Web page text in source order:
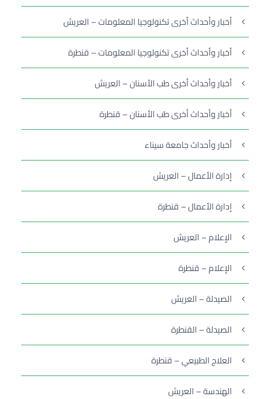
أخبار وأحداث أخرى تكنولوجيا المعلومات – العريش
أخبار وأحداث أخرى تكنولوجيا المعلومات – قنطرة
أخبار وأحداث أخرى طب الأسنان – العريش
أخبار وأحداث أخرى طب الأسنان – قنطرة
أخبار وأحداث جامعة سيناء
إدارة الأعمال – العريش
إدارة الأعمال – قنطرة
الإعلام – العريش
الإعلام – قنطرة
الصيدلة – العريش
الصيدلة – القنطرة
العلاج الطبيعي – قنطرة
الهندسة – العريش